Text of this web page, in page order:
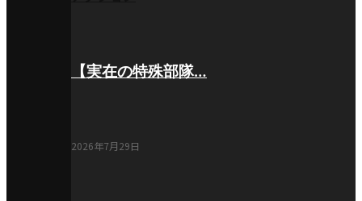
【実在の特殊部隊…
2026年7月29日